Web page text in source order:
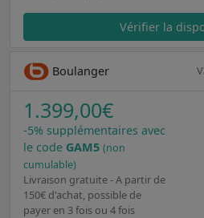
Vérifier la
Boulanger
1.399,00€
-5% supplémentaires avec
le code GAM5 (non
cumulable)
Livraison gratuite - A partir de
150€ d'achat, possible de
payer en 3 fois ou 4 fois